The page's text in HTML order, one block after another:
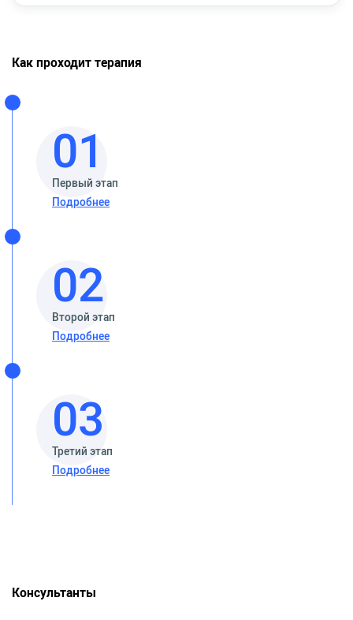
Как проходит терапия
01
Первый этап
Подробнее
02
Второй этап
Подробнее
03
Третий этап
Подробнее
Консультанты